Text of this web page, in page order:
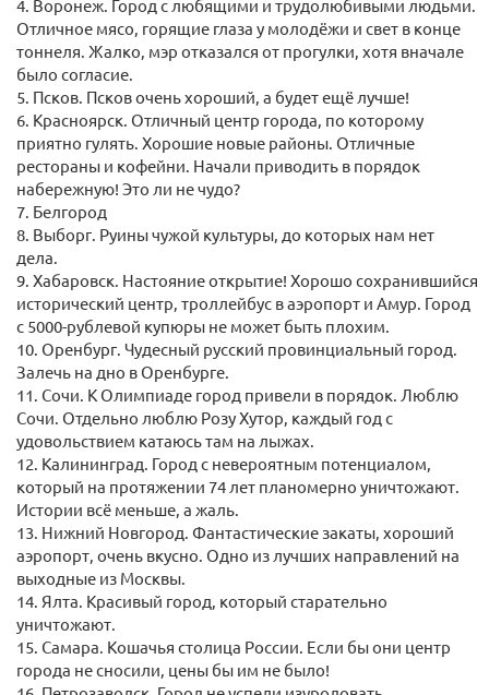
4. Воронеж. Город с любящими и трудолюбивыми людьми.
Отличное мясо, горящие глаза у молодёжи и свет в конце
тоннеля. Жалко, мэр отказался от прогулки, хотя вначале
было согласие.
5. Псков. Псков очень хороший, а будет ещё лучше!
6. Красноярск. Отличный центр города, по которому
приятно гулять. Хорошие новые районы. Отличные
рестораны и кофейни. Начали приводить в порядок
набережную! Это ли не чудо?
7. Белгород
8. Выборг. Руины чужой культуры, до которых нам нет
дела.
9. Хабаровск. Настояние открытие! Хорошо сохранившийся
исторический центр, троллейбус в аэропорт и Амур. Город
с 5000-рублевой купюры не может быть плохим.
10. Оренбург. Чудесный русский провинциальный город.
Залечь на дно в Оренбурге.
11. Сочи. К Олимпиаде город привели в порядок. Люблю
Сочи. Отдельно люблю Розу Хутор, каждый год с
удовольствием катаюсь там на лыжах.
12. Калининград. Город с невероятным потенциалом,
который на протяжении 74 лет планомерно уничтожают.
Истории всё меньше, а жаль.
13. Нижний Новгород. Фантастические закаты, хороший
аэропорт, очень вкусно. Одно из лучших направлений на
выходные из Москвы.
14. Ялта. Красивый город, который старательно
уничтожают.
15. Самара. Кошачья столица России. Если бы они центр
города не сносили, цены бы им не было!